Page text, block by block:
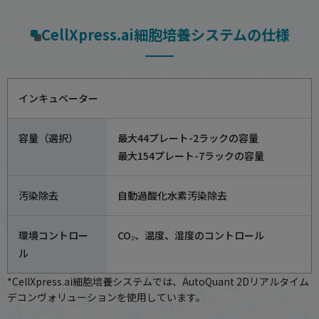
CellXpress.ai細胞培養システムの仕様
インキュベーター
容量（選択）
最大44プレート-2ラックの容量
最大154プレート-7ラックの容量
汚染除去 自動過酸化水素汚染除去
環境コントロー
ル
CO₂、温度、湿度のコントロール
*CellXpress.ai細胞培養システムでは、AutoQuant 2Dリアルタイム
デコンヴォリューションを使用しています。